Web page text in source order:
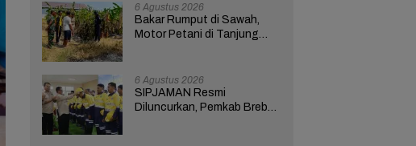
6 Agustus 2026
Bakar Rumput di Sawah,
Motor Petani di Tanjung
6 Agustus 2026
SIPJAMAN Resmi
Diluncurkan, Pemkab Brebes